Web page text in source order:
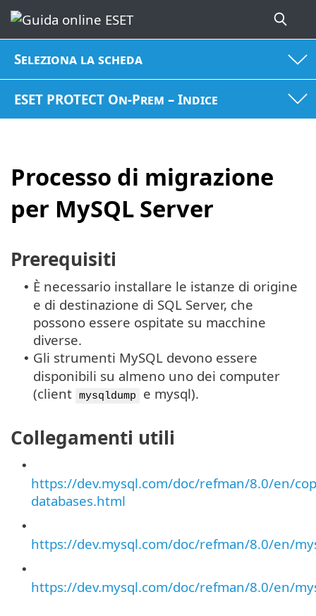
Seleziona la scheda
ESET PROTECT On-Prem – Indice
Processo di migrazione
per MySQL Server
Prerequisiti
• È necessario installare le istanze di origine
e di destinazione di SQL Server, che
possono essere ospitate su macchine
diverse.
• Gli strumenti MySQL devono essere
disponibili su almeno uno dei computer
(client
mysqldump e mysql).
Collegamenti utili
•
https://dev.mysql.com/doc/refman/8.0/en/
databases.html
•
https://dev.mysql.com/doc/refman/8.0/en/
•
https://dev.mysql.com/doc/refman/8.0/en/